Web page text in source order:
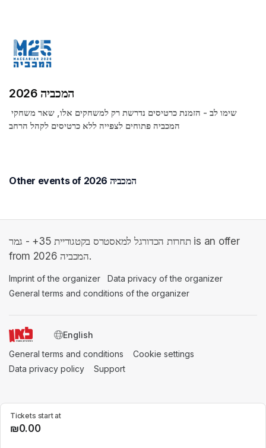
Tickets start at
₪0.00
המכביה 2026
המכביה פתוחים לצפייה ללא כרטיסים לקהל הרחב
Other events of המכביה 2026
תחרות הכדורגל למאסטרס בקטגוריית 35+ - גמר is an offer
from המכביה 2026.
Imprint of the organizer (opens in a new tab)
Data privacy of the organizer
General terms and conditions of the organizer
SWITCH LANGUAGE
General terms and conditions (opens in a new tab)
Cookie settings
Data privacy policy (opens in a new tab)
Support